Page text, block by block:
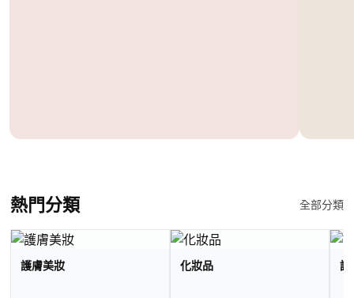
熱門分類 全部分類
護膚美妝 化妝品 護